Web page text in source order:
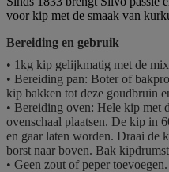
voor kip met de smaak van
Bereiding en gebruik
• 1kg kip gelijkmatig met de
• Bereiding pan: Boter of
kip bakken tot deze goudbruin
• Bereiding oven: Hele kip met
ovenschaal plaatsen. De kip in
en gaar laten worden. Draai de
borst naar boven. Bak
• Geen zout of peper toevoegen.